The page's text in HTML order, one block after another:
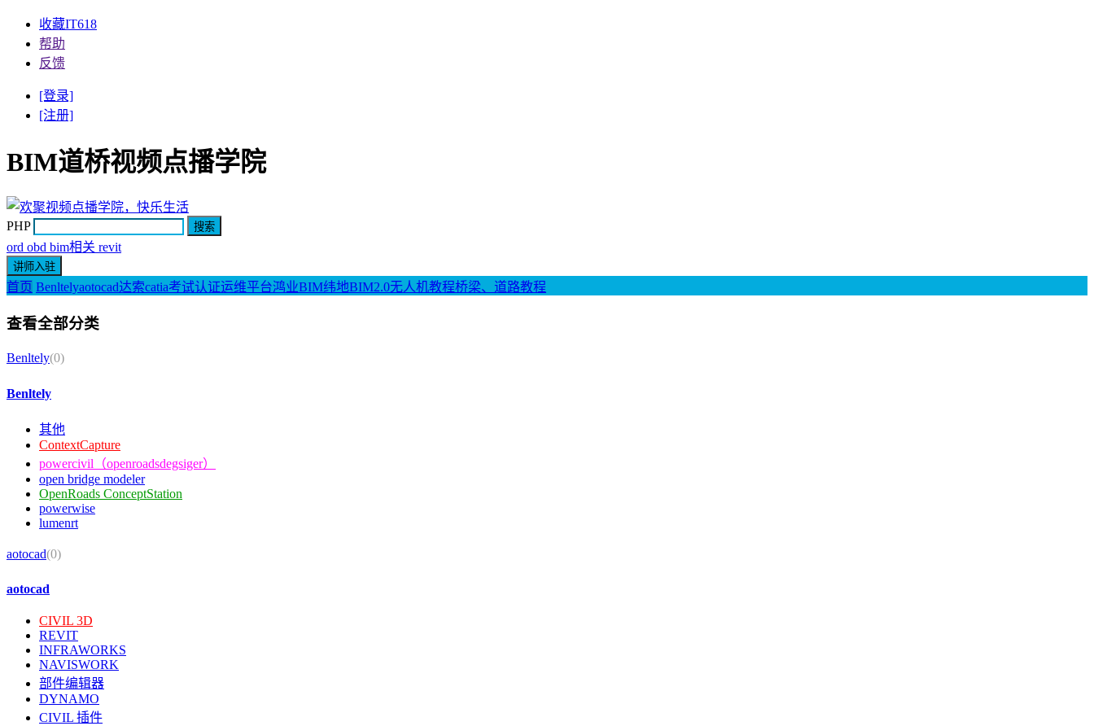
收藏IT618
帮助
反馈
[登录]
[注册]
BIM道桥视频点播学院
PHP
ord obd bim相关 revit
首页 Benltelyaotocad达索catia考试认证运维平台鸿业BIM纬地BIM2.0无人机教程桥梁、道路教程
查看全部分类
Benltely(0)
Benltely
其他
ContextCapture
powercivil（openroadsdegsiger）
open bridge modeler
OpenRoads ConceptStation
powerwise
lumenrt
aotocad(0)
aotocad
CIVIL 3D
REVIT
INFRAWORKS
NAVISWORK
部件编辑器
DYNAMO
CIVIL 插件